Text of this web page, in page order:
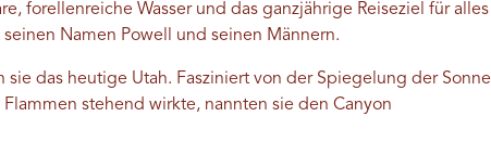
forellenreiche Wasser und das ganzjährige Reiseziel für alles
Namen Powell und seinen Männern.
das heutige Utah. Fasziniert von der Spiegelung der Sonne
stehend wirkte, nannten sie den Canyon